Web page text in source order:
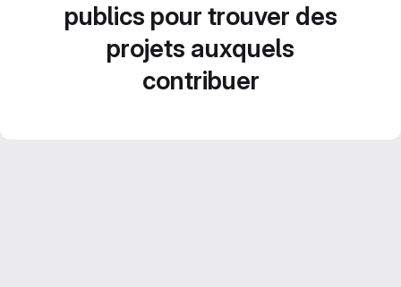
publics pour trouver des
projets auxquels
contribuer